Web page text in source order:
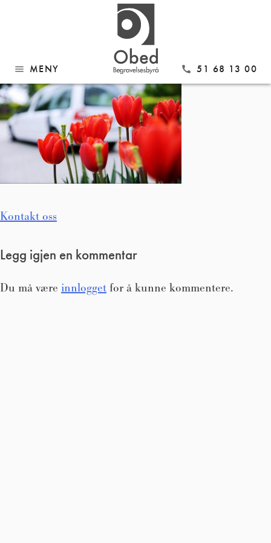
menu MENY call 51 68 13 00
Innleggsnavigasjon
Kontakt oss
Legg igjen en kommentar
Du må være innlogget for å kunne kommentere.